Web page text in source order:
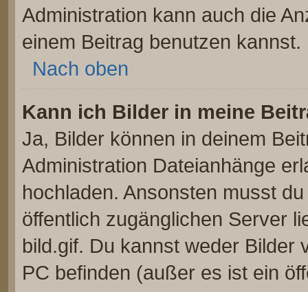
Administration kann auch die
einem Beitrag benutzen kannst.
Nach oben
Kann ich Bilder in meine
Ja, Bilder können in deinem
Administration Dateianhänge
hochladen. Ansonsten musst
öffentlich zugänglichen Server
bild.gif. Du kannst weder Bilder
PC befinden (außer es ist ein